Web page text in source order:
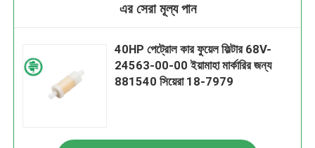
এর সেরা মূল্য পান
40HP পেট্রোল কার ফুয়েল ফিল্টার 68V-
24563-00-00 ইয়ামাহা মার্কারির জন্য
881540 সিয়েরা 18-7979